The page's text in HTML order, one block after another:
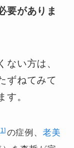
要がありま
ない方は、
ずねてみて
す。
1 の症例、 老美